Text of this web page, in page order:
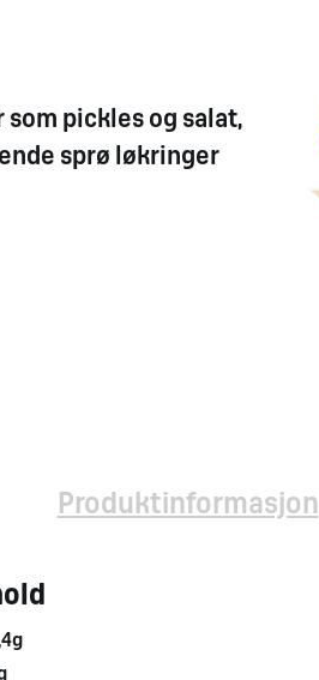
som pickles og salat,
sprø
løkringer
Produktinformasjon